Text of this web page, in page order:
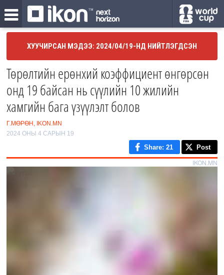
ХУУЧИРСАН МЭДЭЭ: 2024/04/19-НД НИЙТЛЭГДСЭН
Төрөлтийн ерөнхий коэффициент өнгөрсөн
онд 19 байсан нь сүүлийн 10 жилийн
хамгийн бага үзүүлэлт болов
Г.МӨРӨН, IKON.MN
2024 ОНЫ 4 САРЫН 19
Share: 21 Post
IKON.MN